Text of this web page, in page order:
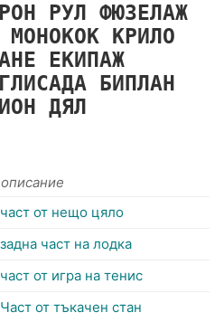
РУЛ ФЮЗЕЛАЖ
МОНОКОК КРИЛО
ЕКИПАЖ
ГЛИСАДА БИПЛАН
ДЯЛ
описание
част от нещо цяло
задна част на лодка
част от игра на тенис
Част от тъкачен стан